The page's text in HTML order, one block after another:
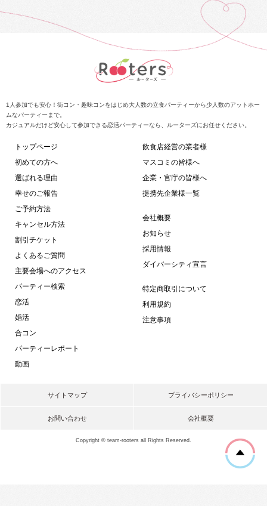
1人参加でも安心！街コン・趣味コンをはじめ大人数の立食パーティーから少人数のアットホー
ムなパーティーまで。
カジュアルだけど安心して参加できる恋活パーティーなら、ルーターズにお任せください。
トップページ
初めての方へ
選ばれる理由
幸せのご報告
ご予約方法
キャンセル方法
割引チケット
よくあるご質問
主要会場へのアクセス
パーティー検索
恋活
婚活
合コン
パーティーレポート
動画
飲食店経営の業者様
マスコミの皆様へ
企業・官庁の皆様へ
提携先企業様一覧
会社概要
お知らせ
採用情報
ダイバーシティ宣言
特定商取引について
利用規約
注意事項
サイトマップ プライバシーポリシー
お問い合わせ 会社概要
Copyright © team-rooters all Rights Reserved.